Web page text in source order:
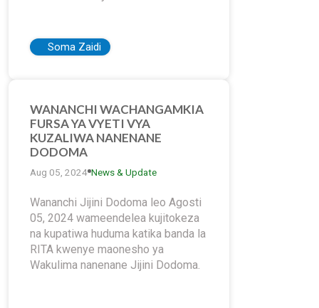
Soma Zaidi
WANANCHI WACHANGAMKIA
FURSA YA VYETI VYA
KUZALIWA NANENANE
DODOMA
Aug 05, 2024 News & Update
Wananchi Jijini Dodoma leo Agosti
05, 2024 wameendelea kujitokeza
na kupatiwa huduma katika banda la
RITA kwenye maonesho ya
Wakulima nanenane Jijini Dodoma.